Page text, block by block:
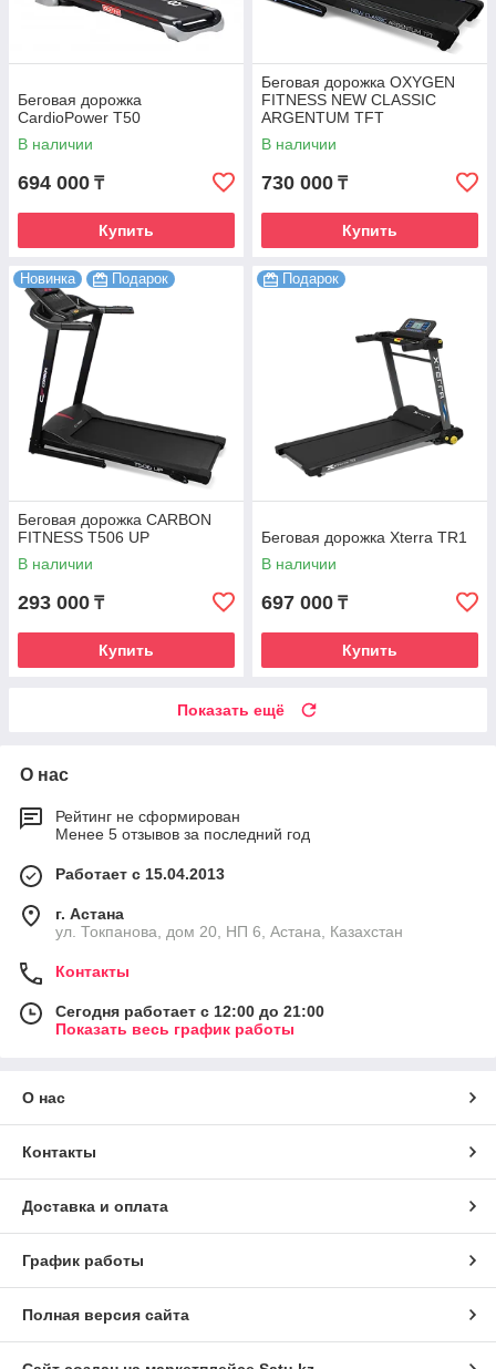
Беговая дорожка
CardioPower T50
В наличии
694 000 ₸
Купить
Беговая дорожка OXYGEN
FITNESS NEW CLASSIC
ARGENTUM TFT
В наличии
730 000 ₸
Купить
Новинка Подарок
Беговая дорожка CARBON
FITNESS T506 UP
В наличии
293 000 ₸
Купить
Подарок
Беговая дорожка Xterra TR1
В наличии
697 000 ₸
Купить
Показать ещё
О нас
Рейтинг не сформирован
Менее 5 отзывов за последний год
Работает с 15.04.2013
г. Астана
ул. Токпанова, дом 20, НП 6, Астана, Казахстан
Контакты
Сегодня работает с 12:00 до 21:00
Показать весь график работы
О нас
Контакты
Доставка и оплата
График работы
Полная версия сайта